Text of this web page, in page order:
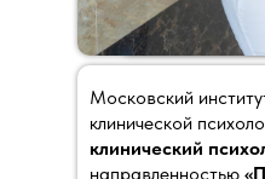
Московский
клинической
клинический
направленностью